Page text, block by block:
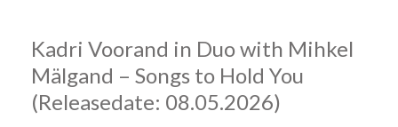
Kadri Voorand in Duo with Mihkel
Mälgand – Songs to Hold You
(Releasedate: 08.05.2026)